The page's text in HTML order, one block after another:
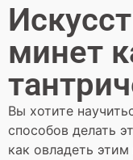
минет
Вы хотите
способов делать
как овладеть